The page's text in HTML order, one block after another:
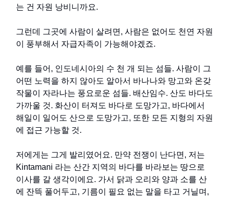
는 건 자원 낭비니까요.
그런데 그곳에 사람이 살려면, 사람은 없어도 천연 자원
이 풍부해서 자급자족이 가능해야겠죠.
예를 들어, 인도네시아의 수 천 개 되는 섬들. 사람이 그
어떤 노력을 하지 않아도 알아서 바나나와 망고와 온갖
작물이 자라나는 풍요로운 섬들. 배산임수. 산도 바다도
가까울 것. 화산이 터져도 바다로 도망가고, 바다에서
해일이 일어도 산으로 도망가고, 또한 모든 지형의 자원
에 접근 가능할 것.
저에게는 그게 발리였어요. 만약 전쟁이 난다면, 저는
Kintamani 라는 산간 지역의 바다를 바라보는 땅으로
이사를 갈 생각이에요. 가서 닭과 오리와 양과 소를 산
에 잔뜩 풀어두고, 기름이 필요 없는 말을 타고 거닐며,